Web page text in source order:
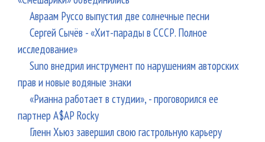
Авраам Руссо выпустил две солнечные песни
Сергей Сычёв - «Хит-парады в СССР. Полное
исследование»
Suno внедрил инструмент по нарушениям авторских
прав и новые водяные знаки
«Рианна работает в студии», - проговорился ее
партнер A$AP Rocky
Гленн Хьюз завершил свою гастрольную карьеру